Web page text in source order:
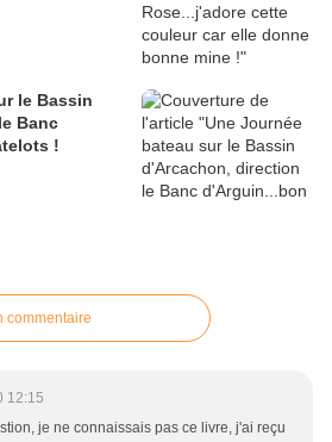
le Bassin
Banc
!
commentaire
12:15
je ne connaissais pas ce livre, j'ai reçu